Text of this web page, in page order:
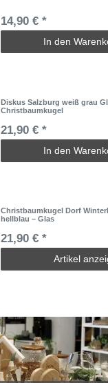
14,90 € *
In den
Diskus Salzburg weiß grau
Christbaumkugel
21,90 € *
In den
Christbaumkugel Dorf
hellblau – Glas
21,90 € *
Artikel